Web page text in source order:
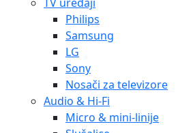
Philips
Samsung
LG
Sony
Nosači za televizore
Audio & Hi-Fi
Micro & mini-linije